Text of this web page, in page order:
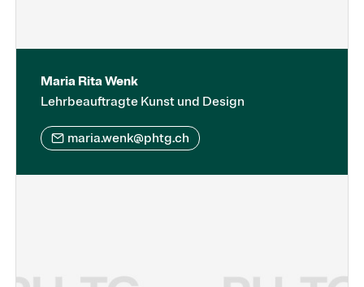
Maria Rita Wenk
Lehrbeauftragte Kunst und Design
maria.wenk@phtg.ch